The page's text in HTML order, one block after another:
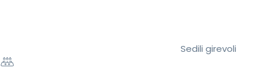
Sedili girevoli